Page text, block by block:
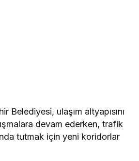
Belediyesi, ulaşım altyapısını
devam ederken, trafik
tutmak için yeni koridorlar